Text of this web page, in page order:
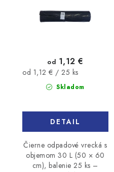
Skladom
od 1,12 €
Jednotková
od 1,12 € / 25 ks
DETAIL
Čierne odpadové vrecká s
objemom 30 L (50 × 60
cm), balenie 25 ks –